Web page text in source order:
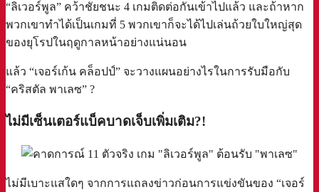
“ลิเวอร์พูล” คว้าชัยชนะ 4 เกมติดต่อกันเข้าไปแล้ว และถ้าหาก
พวกเขาทำได้เป็นเกมที่ 5 พวกเขาก็จะได้ไปเล่นถ้วยใบใหญ่สุด
ของยุโรปในฤดูกาลหน้าอย่างแน่นอน
แล้ว “เจอร์เก้น คล็อปป์” จะวางแผนอย่างไรในการรับมือกับ
“คริสตัล พาเลซ” ?
ไม่มีเซ็นเตอร์แบ็คบาดเจ็บเพิ่มเติม?!
ไม่มีเบาะแสใดๆ จากการแถลงข่าวก่อนการแข่งขันของ “เจอร์